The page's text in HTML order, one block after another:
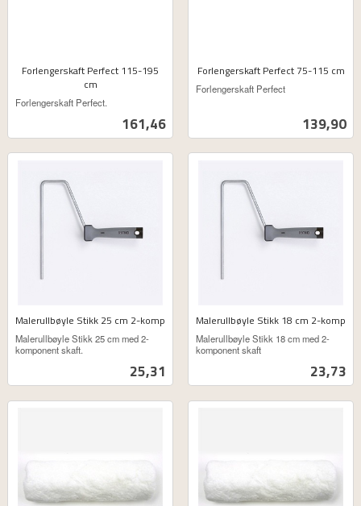
Forlengerskaft Perfect 115-195
cm
Pris
161,46
ekskl.
Forlengerskaft Perfect.
Forlengerskaft Perfect 75-115 cm
Pris
139,90
ekskl.
Forlengerskaft Perfect
Malerullbøyle Stikk 25 cm 2-komp
Pris
25,31
ekskl.
mva.
Malerullbøyle Stikk 25 cm med 2-
komponent skaft.
Malerullbøyle Stikk 18 cm 2-komp
Pris
23,73
ekskl.
mva.
Malerullbøyle Stikk 18 cm med 2-
komponent skaft